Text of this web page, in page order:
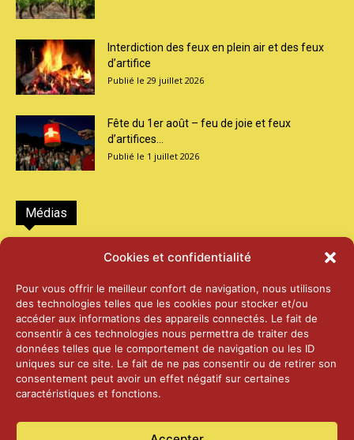
Cookies et confidentialité
Pour vous offrir le meilleur confort de navigation, nous utilisons
des technologies telles que les cookies pour stocker et/ou
accéder aux informations des appareils connectés. Le fait de
consentir à ces technologies nous permettra de traiter des
données telles que le comportement de navigation ou les ID
uniques sur ce site. Le fait de ne pas consentir ou de retirer son
consentement peut avoir un effet négatif sur certaines
caractéristiques et fonctions.
Interdiction des feux en plein air et des feux
d’artifice
29 juillet 2026
Fête du 1er août – feu de joie et feux
d’artifices...
1 juillet 2026
Médias
2026 – Laiterie d’Orsières et Abbaye de St-
25 juin 2026
2025 – Palais Fédéral – Berne
25 juin 2026
14 janvier 2025